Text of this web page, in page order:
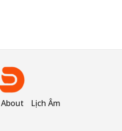
About
Lịch Âm